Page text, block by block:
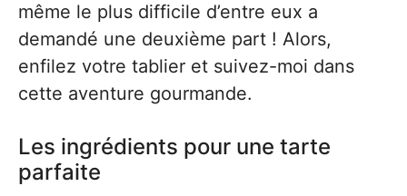
même le plus difficile d’entre eux a
demandé une deuxième part ! Alors,
enfilez votre tablier et suivez-moi dans
cette aventure gourmande.
Les ingrédients pour une tarte
parfaite